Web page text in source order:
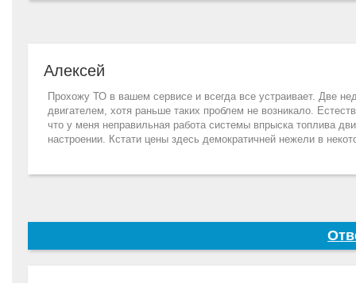
Алексей
Прохожу ТО в вашем сервисе и всегда все устраивает. Две
двигателем, хотя раньше таких проблем не возникало.
что у меня неправильная работа системы впрыска топлива
настроении. Кстати цены здесь демократичней нежели в